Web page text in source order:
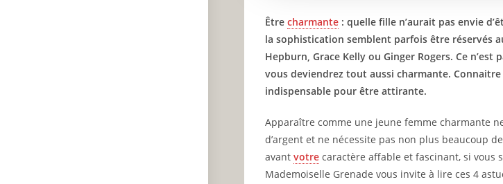
Êtrecharmante : quelle fille n’aurait pas envie
la sophistication semblent parfois être réservés
Hepburn, Grace Kelly ou Ginger Rogers. Ce
vous deviendrez tout aussi charmante.
indispensable pour être attirante.
Apparaître comme une jeune femme charmante
d’argent et ne nécessite pas non plus beaucoup
avantvotre caractère affable et fascinant, si vous
Mademoiselle Grenade vous invite à lire ces 4